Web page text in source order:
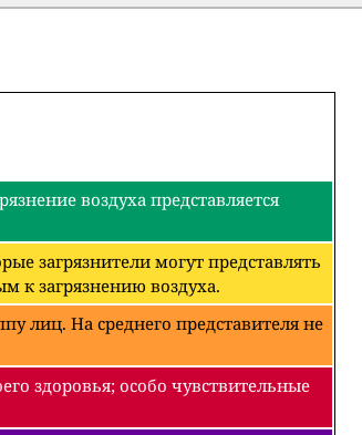
воздуха представляется
загрязнители могут представлять
к загрязнению воздуха.
лиц. На среднего представителя не
здоровья; особо чувствительные